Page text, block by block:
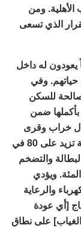
ومن
الذي تسعى
له داخل
حياتهم. وفي
للسكن
ضمن
خراب وقرى
بأكملها مدمرة. وانكمش الاقتصاد السوري بنسبة تزيد على 80 في
وأدى انتشار البطالة والتضخم
معدل الفقر إلى 90 في المئة. ويؤدي
والرعاية
[أي عودة
على نطاق